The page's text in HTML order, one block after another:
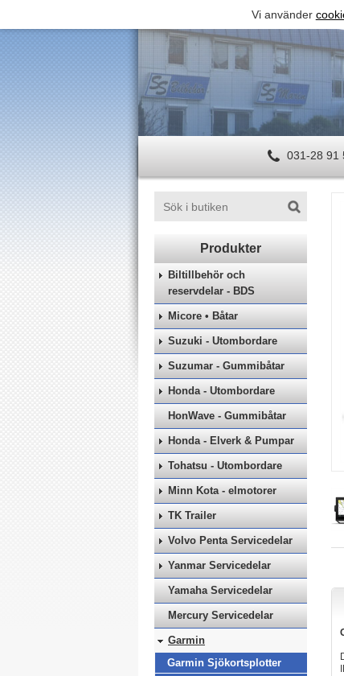
Vi använder
031-28 91
Biltillbehör och
reservdelar - BDS
Micore • Båtar
Suzuki - Utombordare
Suzumar - Gummibåtar
Honda - Utombordare
HonWave - Gummibåtar
Honda - Elverk & Pumpar
Tohatsu - Utombordare
Minn Kota - elmotorer
TK Trailer
Volvo Penta Servicedelar
Yanmar Servicedelar
Yamaha Servicedelar
Mercury Servicedelar
Garmin
Garmin Sjökortsplotter